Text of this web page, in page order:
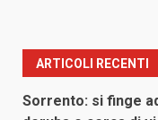
ARTICOLI RECENTI
Sorrento: si finge